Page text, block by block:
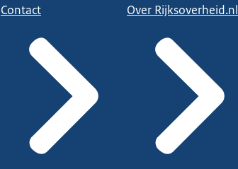
Contact Over Rijksoverheid.nl